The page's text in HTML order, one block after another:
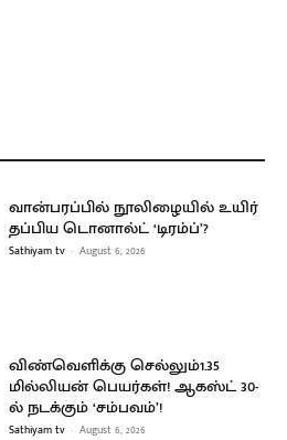
வான்பரப்பில் நூலிழையில் உயிர்
தப்பிய டொனால்ட் ‘டிரம்ப்’?
Sathiyam tv - August 6, 2026
விண்வெளிக்கு செல்லும்1.35
மில்லியன் பெயர்கள்! ஆகஸ்ட் 30-
ல் நடக்கும் ‘சம்பவம்’!
Sathiyam tv - August 6, 2026